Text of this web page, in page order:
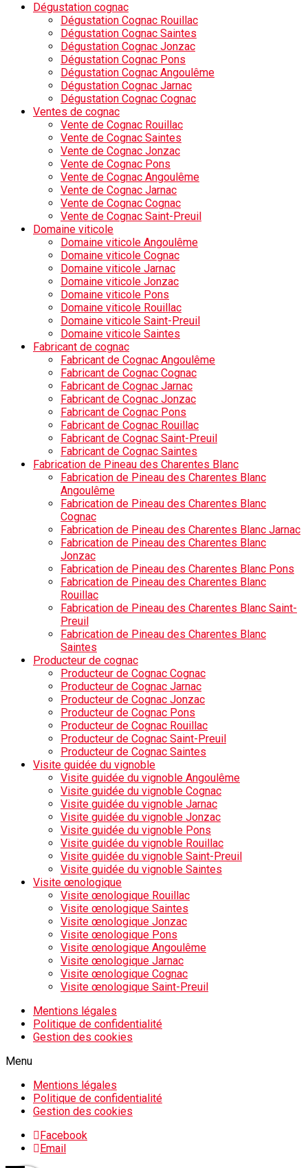
Dégustation cognac
Dégustation Cognac Rouillac
Dégustation Cognac Saintes
Dégustation Cognac Jonzac
Dégustation Cognac Pons
Dégustation Cognac Angoulême
Dégustation Cognac Jarnac
Dégustation Cognac Cognac
Ventes de cognac
Vente de Cognac Rouillac
Vente de Cognac Saintes
Vente de Cognac Jonzac
Vente de Cognac Pons
Vente de Cognac Angoulême
Vente de Cognac Jarnac
Vente de Cognac Cognac
Vente de Cognac Saint-Preuil
Domaine viticole
Domaine viticole Angoulême
Domaine viticole Cognac
Domaine viticole Jarnac
Domaine viticole Jonzac
Domaine viticole Pons
Domaine viticole Rouillac
Domaine viticole Saint-Preuil
Domaine viticole Saintes
Fabricant de cognac
Fabricant de Cognac Angoulême
Fabricant de Cognac Cognac
Fabricant de Cognac Jarnac
Fabricant de Cognac Jonzac
Fabricant de Cognac Pons
Fabricant de Cognac Rouillac
Fabricant de Cognac Saint-Preuil
Fabricant de Cognac Saintes
Fabrication de Pineau des Charentes Blanc
Fabrication de Pineau des Charentes Blanc
Angoulême
Fabrication de Pineau des Charentes Blanc
Cognac
Fabrication de Pineau des Charentes Blanc Jarnac
Fabrication de Pineau des Charentes Blanc
Jonzac
Fabrication de Pineau des Charentes Blanc Pons
Fabrication de Pineau des Charentes Blanc
Rouillac
Fabrication de Pineau des Charentes Blanc Saint-
Preuil
Fabrication de Pineau des Charentes Blanc
Saintes
Producteur de cognac
Producteur de Cognac Cognac
Producteur de Cognac Jarnac
Producteur de Cognac Jonzac
Producteur de Cognac Pons
Producteur de Cognac Rouillac
Producteur de Cognac Saint-Preuil
Producteur de Cognac Saintes
Visite guidée du vignoble
Visite guidée du vignoble Angoulême
Visite guidée du vignoble Cognac
Visite guidée du vignoble Jarnac
Visite guidée du vignoble Jonzac
Visite guidée du vignoble Pons
Visite guidée du vignoble Rouillac
Visite guidée du vignoble Saint-Preuil
Visite guidée du vignoble Saintes
Visite œnologique
Visite œnologique Rouillac
Visite œnologique Saintes
Visite œnologique Jonzac
Visite œnologique Pons
Visite œnologique Angoulême
Visite œnologique Jarnac
Visite œnologique Cognac
Visite œnologique Saint-Preuil
Mentions légales
Politique de confidentialité
Gestion des cookies
Menu
Mentions légales
Politique de confidentialité
Gestion des cookies
Facebook
Email